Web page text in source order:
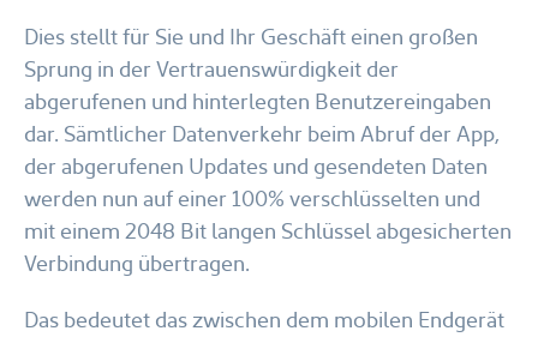
Dies stellt für Sie und Ihr Geschäft einen großen
Sprung in der Vertrauenswürdigkeit der
abgerufenen und hinterlegten Benutzereingaben
dar. Sämtlicher Datenverkehr beim Abruf der App,
der abgerufenen Updates und gesendeten Daten
werden nun auf einer 100% verschlüsselten und
mit einem 2048 Bit langen Schlüssel abgesicherten
Verbindung übertragen.
Das bedeutet das zwischen dem mobilen Endgerät